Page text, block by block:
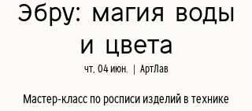
Эбру: магия воды
и цвета
чт, 04 июн. АртЛав
Мастер-класс по росписи изделий в технике